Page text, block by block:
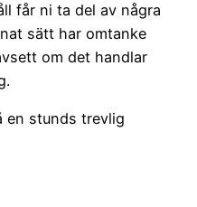
får ni ta del av några
sätt har omtanke
om det handlar
en stunds trevlig